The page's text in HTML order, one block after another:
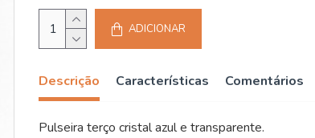
ADICIONAR
Descrição Características Comentários
Pulseira terço cristal azul e transparente.